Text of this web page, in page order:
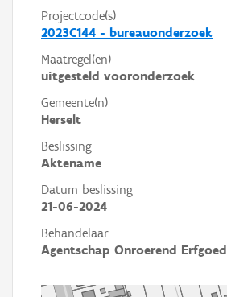
Projectcode(s)
2023C144 - bureauonderzoek
Maatregel(en)
uitgesteld vooronderzoek
Gemeente(n)
Herselt
Beslissing
Aktename
Datum beslissing
21-06-2024
Behandelaar
Agentschap Onroerend Erfgoed